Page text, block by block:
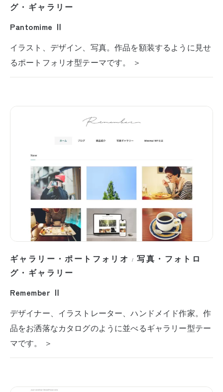
グ・ギャラリー
Pantomime Ⅱ
イラスト、デザイン、写真。作品を額装するように見せ
るポートフォリオ型テーマです。 ＞
ギャラリー・ポートフォリオ /写真・フォトロ
グ・ギャラリー
Remember Ⅱ
デザイナー、イラストレーター、ハンドメイド作家。作
品をお洒落なカタログのように並べるギャラリー型テー
マです。 ＞